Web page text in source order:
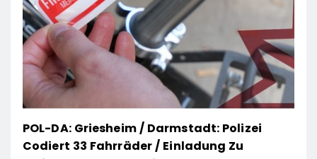
POL-DA: Griesheim / Darmstadt: Polizei
Codiert 33 Fahrräder / Einladung Zu